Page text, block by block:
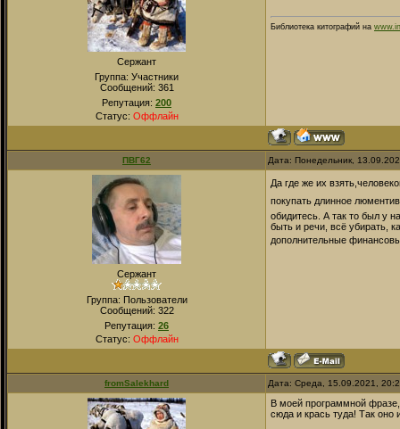
Сержант
Группа: Участники
Сообщений: 361
Репутация: 200
Статус: Оффлайн
Библиотека китографий на
ПВГ62 Дата: Понедельник,
Сержант
Группа: Пользователи
Сообщений: 322
Репутация: 26
Статус: Оффлайн
Да где же их
покупать длинное
обидитесь. А так то был у
быть и речи, всё убирать,
дополнительные
fromSalekhard Дата: Среда, 15.09.2021,
В моей программной
сюда и крась туда! Так оно